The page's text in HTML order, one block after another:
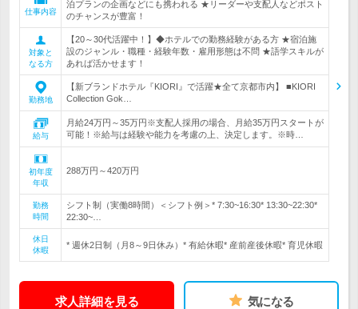
仕事内容
泊プランの企画などにも携われる ★リーダーや支配人などポスト
のチャンスが豊富！
対象と
なる方
【20～30代活躍中！】◆ホテルでの勤務経験がある方 ★宿泊施
設のジャンル・職種・経験年数・雇用形態は不問 ★語学スキルが
あれば活かせます！
勤務地
【新ブランドホテル『KIORI』で活躍★全て京都市内】 ■KIORI
Collection Gok…
給与
月給24万円～35万円※支配人採用の場合、月給35万円スタートが
可能！※給与は経験や能力を考慮の上、決定します。※時…
初年度
年収
288万円～420万円
勤務
時間
シフト制（実働8時間）＜シフト例＞* 7:30~16:30* 13:30~22:30*
22:30~…
休日
休暇
* 週休2日制（月8～9日休み）* 有給休暇* 産前産後休暇* 育児休暇
求人詳細を見る 気になる